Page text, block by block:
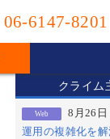
06-6147-8201
クライム
Web
8月26日
運用の複雑化を解